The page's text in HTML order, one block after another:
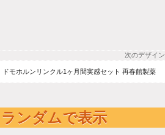
次のデザイン
ドモホルンリンクル1ヶ月間実感セット 再春館製薬
ンダムで表示